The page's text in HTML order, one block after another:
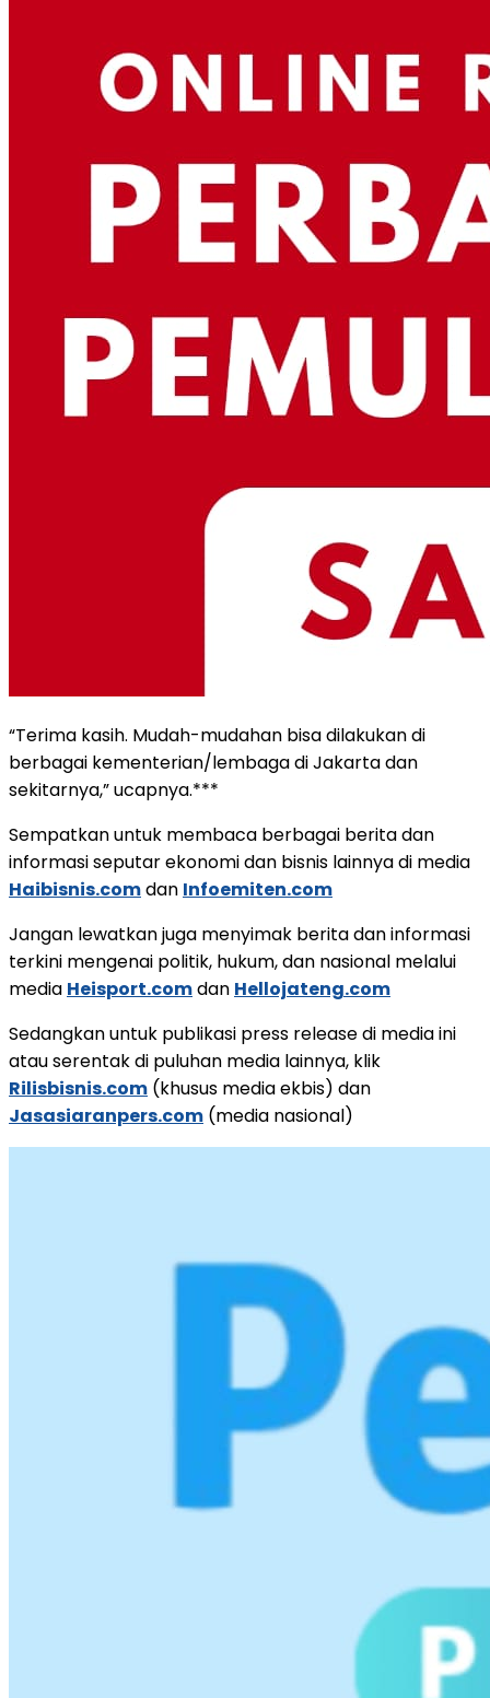
“Terima kasih. Mudah-mudahan bisa dilakukan di
berbagai kementerian/lembaga di Jakarta dan
sekitarnya,” ucapnya.***
Sempatkan untuk membaca berbagai berita dan
informasi seputar ekonomi dan bisnis lainnya di media
Haibisnis.comdan Infoemiten.com
Jangan lewatkan juga menyimak berita dan informasi
terkini mengenai politik, hukum, dan nasional melalui
media Heisport.comdan Hellojateng.com
Sedangkan untuk publikasi press release di media ini
atau serentak di puluhan media lainnya, klik
Rilisbisnis.com (khusus media ekbis) dan
Jasasiaranpers.com (media nasional)